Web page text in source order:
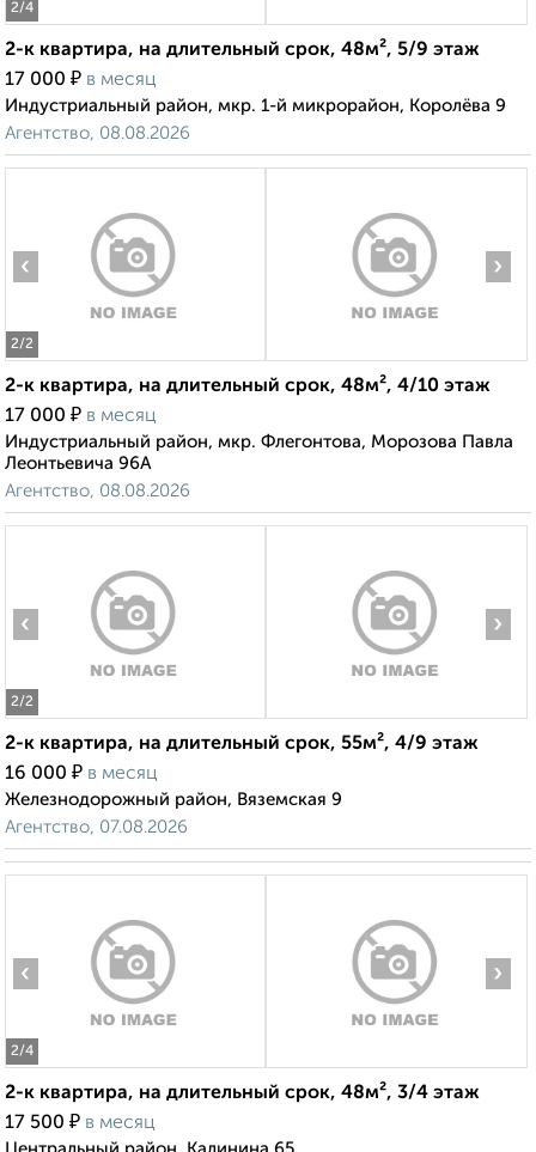
2/4
2-к квартира, на длительный срок, 48м², 5/9 этаж
17 000 ₽ в месяц
Индустриальный район, мкр. 1-й микрорайон, Королёва 9
Агентство, 08.08.2026
2/2
‹ ›
2-к квартира, на длительный срок, 48м², 4/10 этаж
17 000 ₽ в месяц
Индустриальный район, мкр. Флегонтова, Морозова Павла
Леонтьевича 96А
Агентство, 08.08.2026
2/2
‹ ›
2-к квартира, на длительный срок, 55м², 4/9 этаж
16 000 ₽ в месяц
Железнодорожный район, Вяземская 9
Агентство, 07.08.2026
2/4
‹ ›
2-к квартира, на длительный срок, 48м², 3/4 этаж
17 500 ₽ в месяц